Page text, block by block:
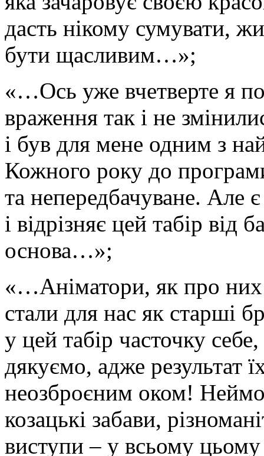
дасть нікому сумувати,
бути щасливим…»;
«…Ось уже вчетверте я
враження так і не
і був для мене одним з
Кожного року до
та непередбачуване. Але
і відрізняє цей табір від
основа…»;
«…Аніматори, як про них
стали для нас як старші
у цей табір часточку
дякуємо, адже результат
неозброєним оком!
козацькі забави,
виступи – у всьому